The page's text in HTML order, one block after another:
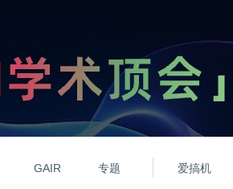
GAIR 专题 爱搞机